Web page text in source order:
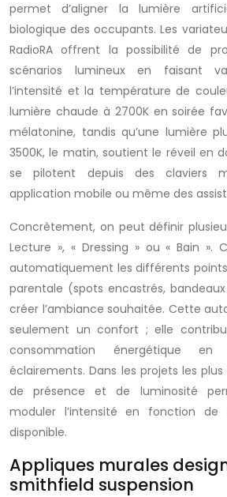
permet d’aligner la lumière
biologique des occupants. Les
RadioRA offrent la possibilité de
scénarios lumineux en faisant
l’intensité et la température de
lumière chaude à 2700K en soirée
mélatonine, tandis qu’une lumière
3500K, le matin, soutient le réveil en
se pilotent depuis des claviers
application mobile ou même des
Concrètement, on peut définir
Lecture », « Dressing » ou « Bain ».
automatiquement les différents
parentale (spots encastrés, bandeaux
créer l’ambiance souhaitée. Cette
seulement un confort ; elle
consommation énergétique
éclairements. Dans les projets les
de présence et de luminosité
moduler l’intensité en fonction de
disponible.
Appliques murales
smithfield suspension